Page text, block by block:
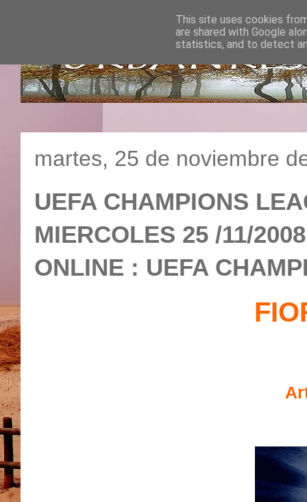
martes, 25 de noviembre
UEFA CHAMPIONS
MIERCOLES 25 /11/
ONLINE : UEFA
This site uses cookies
are shared with Google
statistics, and to detect